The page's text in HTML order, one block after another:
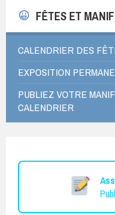
FÊTES ET
CALENDRIER DES
EXPOSITION
PUBLIEZ VOTRE
CALENDRIER